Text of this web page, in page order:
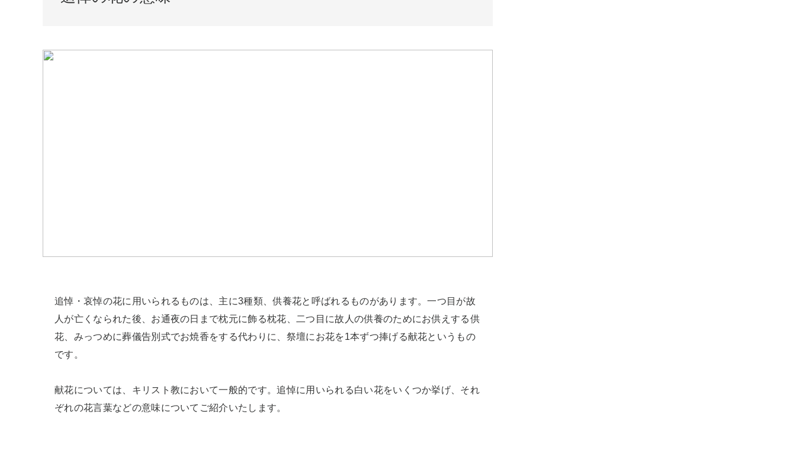
追悼・哀悼の花に用いられるものは、主に3種類、供養花と呼ばれるものがあります。一つ目が故
人が亡くなられた後、お通夜の日まで枕元に飾る枕花、二つ目に故人の供養のためにお供えする供
花、みっつめに葬儀告別式でお焼香をする代わりに、祭壇にお花を1本ずつ捧げる献花というもの
です。
献花については、キリスト教において一般的です。追悼に用いられる白い花をいくつか挙げ、それ
ぞれの花言葉などの意味についてご紹介いたします。